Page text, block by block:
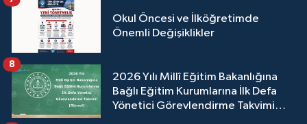
Okul Öncesi ve İlköğretimde
Önemli Değişiklikler
2026 Yılı Millî Eğitim Bakanlığına
Bağlı Eğitim Kurumlarına İlk Defa
Yönetici Görevlendirme Takvimi
8